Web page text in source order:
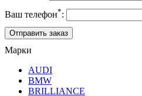
Ваш телефон*:
Марки
AUDI
BMW
BRILLIANCE